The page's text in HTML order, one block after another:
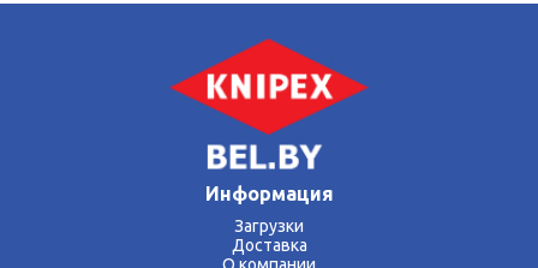
Ручки с пластиковыми рукоятками
Размеры 180 x 50 x 13 mm
Применение — гильзы контактные
Параметры кв.мм 0,5 — 6,0 mm²
Информация
Загрузки
Доставка